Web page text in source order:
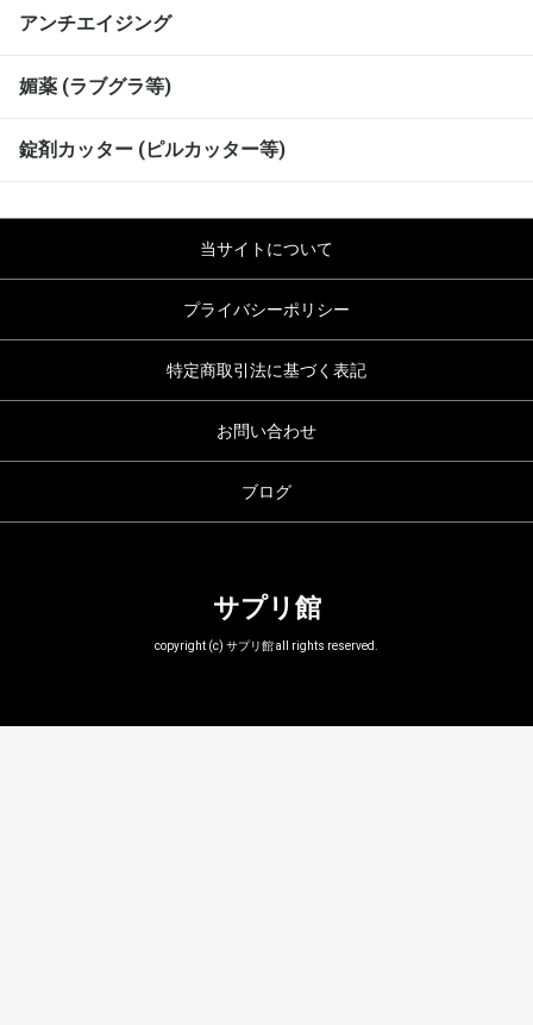
アンチエイジング
媚薬 (ラブグラ等)
錠剤カッター (ピルカッター等)
当サイトについて
プライバシーポリシー
特定商取引法に基づく表記
お問い合わせ
ブログ
サプリ館
copyright (c) サプリ館 all rights reserved.